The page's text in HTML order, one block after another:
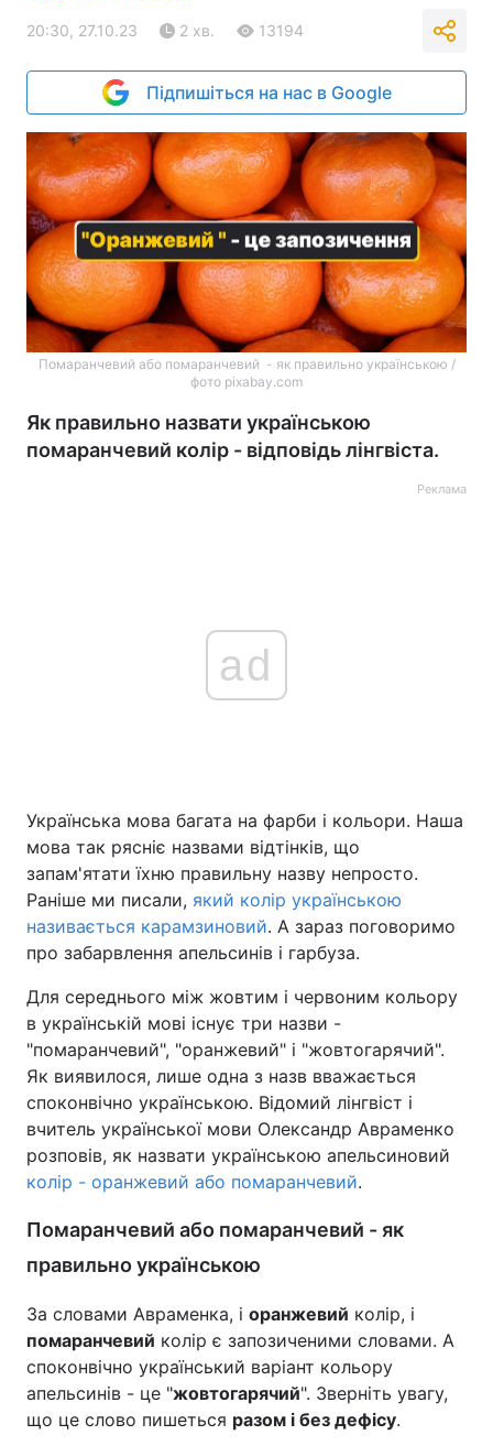
20:30, 27.10.23 2 хв. 13194
Підпишіться на нас в Google
Помаранчевий або помаранчевий - як правильно українською /
фото pixabay.com
Як правильно назвати українською
помаранчевий колір - відповідь лінгвіста.
Реклама
ad
Українська мова багата на фарби і кольори. Наша
мова так рясніє назвами відтінків, що
запам'ятати їхню правильну назву непросто.
Раніше ми писали, який колір українською
називається карамзиновий. А зараз поговоримо
про забарвлення апельсинів і гарбуза.
Для середнього між жовтим і червоним кольору
в українській мові існує три назви -
"помаранчевий", "оранжевий" і "жовтогарячий".
Як виявилося, лише одна з назв вважається
споконвічно українською. Відомий лінгвіст і
вчитель української мови Олександр Авраменко
розповів, як назвати українською апельсиновий
колір - оранжевий або помаранчевий.
Помаранчевий або помаранчевий - як
правильно українською
За словами Авраменка, і оранжевий колір, і
помаранчевий колір є запозиченими словами. А
споконвічно український варіант кольору
апельсинів - це "жовтогарячий". Зверніть увагу,
що це слово пишеться разом і без дефісу.